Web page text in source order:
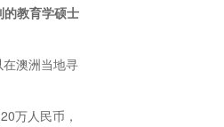
的教育学硕士
在澳洲当地寻
万人民币，